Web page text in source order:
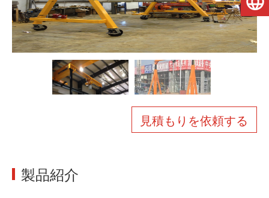
クレーンのスペアパーツ
会社概要
ニュース
見積もりを依頼する
製品紹介
日本語